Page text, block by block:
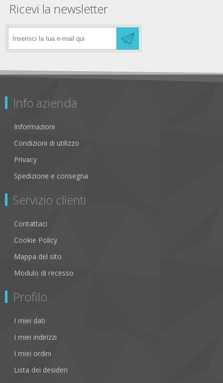
Ricevi la newsletter
Info azienda
Informazioni
Condizioni di utilizzo
Privacy
Spedizione e consegna
Servizio clienti
Contattaci
Cookie Policy
Mappa del sito
Modulo di recesso
Profilo
I miei dati
I miei indirizzi
I miei ordini
Lista dei desideri